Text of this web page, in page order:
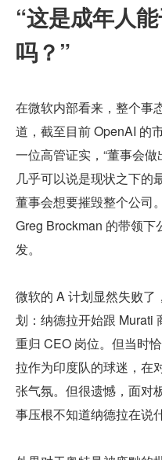
“这是成年人
吗？”
在微软内部看来，整个事
道，截至目前 OpenAI 的
一位高管证实，“董事会做
几乎可以说是现状之下的
董事会想要摧毁整个公司
Greg Brockman 的带领
发。
微软的 A 计划显然失败
划：纳德拉开始跟 Murati
重归 CEO 岗位。但当时
拉作为印度队的球迷，在
张气氛。但很遗憾，面对
事压根不知道纳德拉在说什